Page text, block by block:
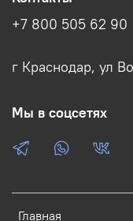
Главная
+7 800 505 62 90
г Краснодар, ул
Мы в соцсетях